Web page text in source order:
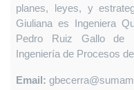
planes, leyes, y
Giuliana es Ingeniera
Pedro Ruiz Gallo de
Ingeniería de Procesos
Email: